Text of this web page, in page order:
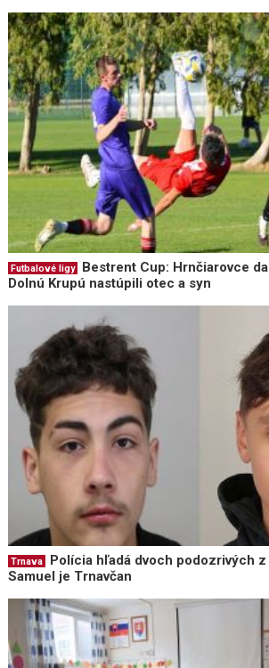
Futbalové ligy
Bestrent Cup: Hrnčiarovce
Dolnú Krupú nastúpili otec a syn
Trnava
Polícia hľadá dvoch podozrivých z
Samuel je Trnavčan